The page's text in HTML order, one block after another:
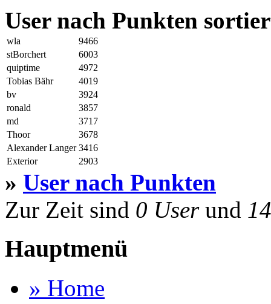
User nach Punkten
wla
9466
stBorchert
6003
quiptime
4972
Tobias Bähr
4019
bv
3924
ronald
3857
md
3717
Thoor
3678
Alexander Langer 3416
Exterior
2903
» User nach Punkten
Zur Zeit sind 0 Userund
Hauptmenü
» Home